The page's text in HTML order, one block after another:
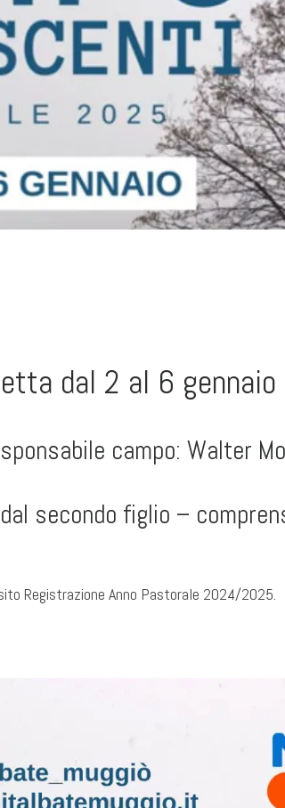
dal 2 al 6
campo: Walter
secondo figlio –
Registrazione Anno Pastorale 2024/2025.